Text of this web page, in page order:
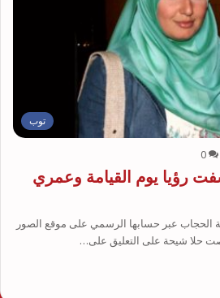
توب
0
رؤيا يوم القيامة وعمري
الحجاب عبر حسابها الرسمي على موقع الصور
حلا شيحة على التعليق على…